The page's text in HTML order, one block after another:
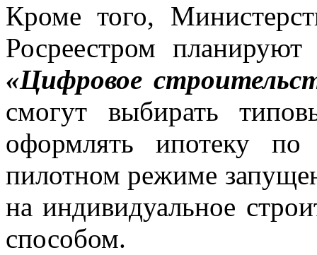
Кроме того,
Росреестром
«Цифровое
смогут выбирать
оформлять ипотеку
пилотном режиме
на индивидуальное
способом.